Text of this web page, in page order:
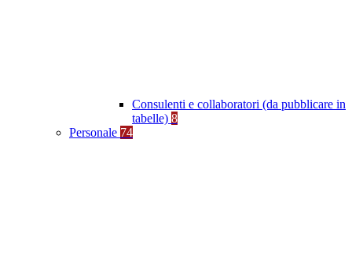
Consulenti e collaboratori (da pubblicare in
tabelle) 8
Personale 74